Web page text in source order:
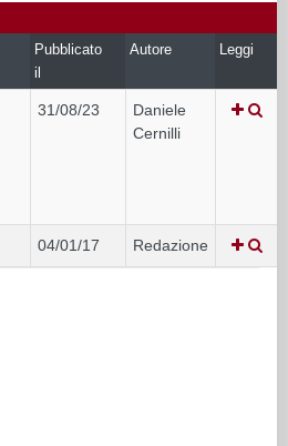
Pubblicato
il
Autore Leggi
31/08/23
Daniele
Cernilli
04/01/17 Redazione